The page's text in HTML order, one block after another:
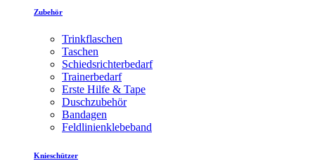
Zubehör
Trinkflaschen
Taschen
Schiedsrichterbedarf
Trainerbedarf
Erste Hilfe & Tape
Duschzubehör
Bandagen
Feldlinienklebeband
Knieschützer